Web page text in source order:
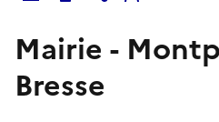
Mairie -
Bresse